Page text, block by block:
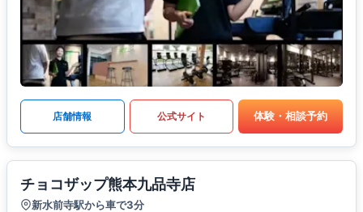
店舗情報 公式サイト 体験・相談予約
チョコザップ熊本九品寺店
新水前寺駅から車で3分